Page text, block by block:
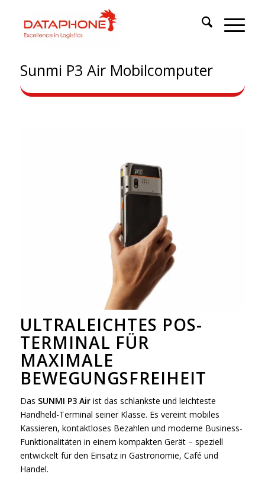
Sunmi P3 Air Mobilcomputer
ULTRALEICHTES POS-
TERMINAL FÜR
MAXIMALE
BEWEGUNGSFREIHEIT
Das SUNMI P3 Airist das schlankste und leichteste
Handheld-Terminal seiner Klasse. Es vereint mobiles
Kassieren, kontaktloses Bezahlen und moderne Business-
Funktionalitäten in einem kompakten Gerät – speziell
entwickelt für den Einsatz in Gastronomie, Café und
Handel.